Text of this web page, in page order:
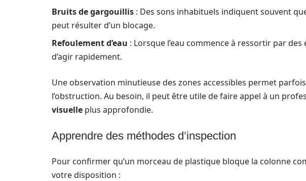
Bruits de gargouillis : Des sons inhabituels indiquent souvent
peut résulter d’un blocage.
Refoulement d’eau : Lorsque l’eau commence à ressortir par
d’agir rapidement.
Une observation minutieuse des zones accessibles permet
l’obstruction. Au besoin, il peut être utile de faire appel à un
visuelle plus approfondie.
Apprendre des méthodes d’inspection
Pour confirmer qu’un morceau de plastique bloque la colonne
votre disposition :